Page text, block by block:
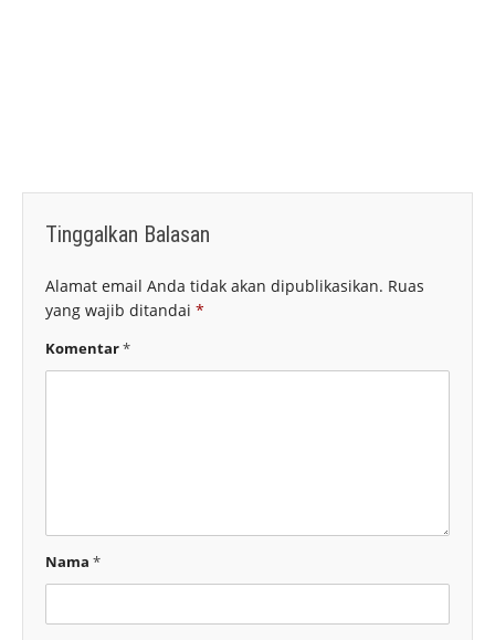
Tinggalkan Balasan
Alamat email Anda tidak akan dipublikasikan. Ruas
yang wajib ditandai *
Komentar*
Nama *